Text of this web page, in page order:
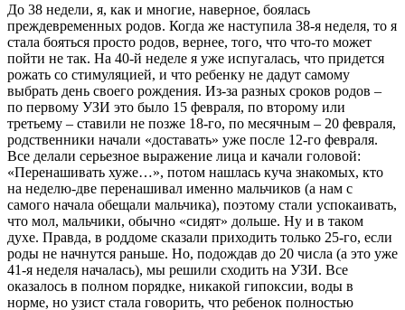
До 38 недели, я, как и многие, наверное, боялась
преждевременных родов. Когда же наступила 38-я неделя, то я
стала бояться просто родов, вернее, того, что что-то может
пойти не так. На 40-й неделе я уже испугалась, что придется
рожать со стимуляцией, и что ребенку не дадут самому
выбрать день своего рождения. Из-за разных сроков родов –
по первому УЗИ это было 15 февраля, по второму или
третьему – ставили не позже 18-го, по месячным – 20 февраля,
родственники начали «доставать» уже после 12-го февраля.
Все делали серьезное выражение лица и качали головой:
«Перенашивать хуже…», потом нашлась куча знакомых, кто
на неделю-две перенашивал именно мальчиков (а нам с
самого начала обещали мальчика), поэтому стали успокаивать,
что мол, мальчики, обычно «сидят» дольше. Ну и в таком
духе. Правда, в роддоме сказали приходить только 25-го, если
роды не начнутся раньше. Но, подождав до 20 числа (а это уже
41-я неделя началась), мы решили сходить на УЗИ. Все
оказалось в полном порядке, никакой гипоксии, воды в
норме, но узист стала говорить, что ребенок полностью